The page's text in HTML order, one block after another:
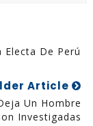
De Perú
Article
Un Hombre
Investigadas